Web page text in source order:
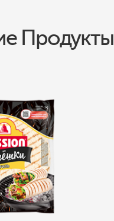
Продукты